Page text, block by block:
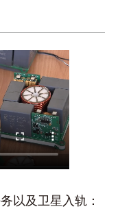
及卫星入轨：